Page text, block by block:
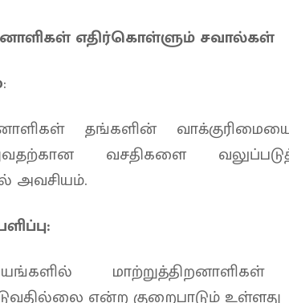
எதிர்கொள்ளும் சவால்கள்
:
தங்களின்
வசதிகளை
அவசியம்.
மாற்றுத்திறனாளிகள்
என்ற குறைபாடும் உள்ளது